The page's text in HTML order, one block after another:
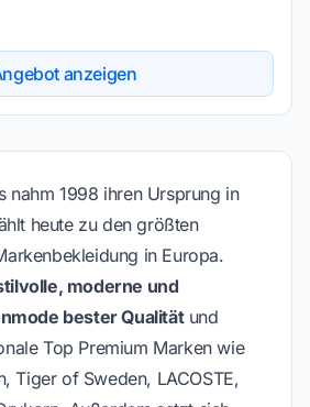
anzeigen
nahm 1998 ihren Ursprung in
heute zu den größten
in Europa.
moderne und
bester Qualitätund
Top Premium Marken wie
Tiger of Sweden, LACOSTE,